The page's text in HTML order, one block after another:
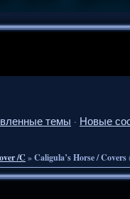
темы · Новые
/C »Caligula’s Horse / Covers